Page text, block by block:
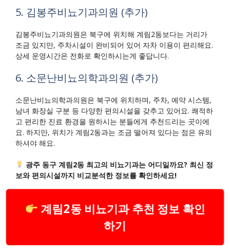
5. 김봉주비뇨기과의원 (추가)
김봉주비뇨기과의원은 북구에 위치해 계림2동보다는 거리가
조금 있지만, 주차시설이 완비되어 있어 자차 이용이 편리해요.
상세 운영시간은 전화로 확인하시는게 좋답니다.
6. 소문난비뇨의학과의원 (추가)
소문난비뇨의학과의원은 북구에 위치하며, 주차, 예약 시스템,
남녀 화장실 구분 등 다양한 편의시설을 갖추고 있어요. 쾌적하
고 편리한 진료 환경을 원하시는 분들에게 추천드리는 곳이에
요. 하지만, 위치가 계림2동과는 조금 떨어져 있다는 점은 유의
하셔야 해요.
광주 동구 계림2동 최고의 비뇨기과는 어디일까요? 최신 정
보와 편의시설까지 비교분석한 정보를 확인하세요!
계림2동 비뇨기과 추천 정보 확인
하기